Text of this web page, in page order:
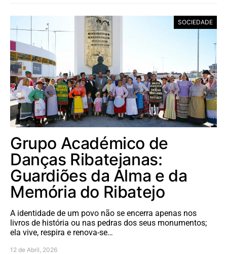
SOCIEDADE
Grupo Académico de
Danças Ribatejanas:
Guardiões da Alma e da
Memória do Ribatejo
A identidade de um povo não se encerra apenas nos
livros de história ou nas pedras dos seus monumentos;
ela vive, respira e renova-se…
12 de Abril, 2026